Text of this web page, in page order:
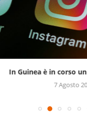
In Guinea è in corso
7 Agosto